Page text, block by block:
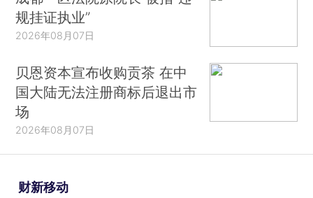
规挂证执业”
2026年08月07日
贝恩资本宣布收购贡茶 在中
国大陆无法注册商标后退出市
场
2026年08月07日
财新移动